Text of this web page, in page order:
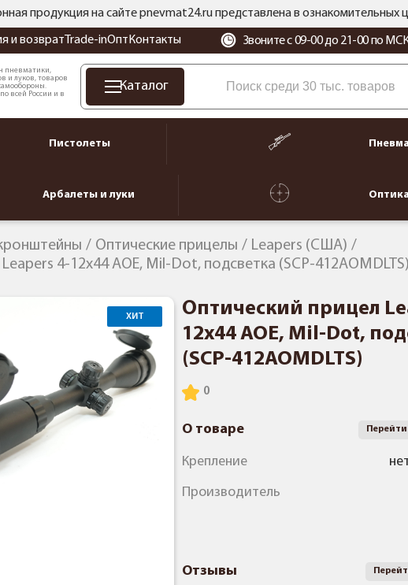
продукция на сайте pnevmat24.ru представлена в
и возврат Trade-inОпт Контакты Звоните с 09-00 до 21-00 по
пневматики,
и луков, товаров
всей России и в
Каталог
Пистолеты
Арбалеты и луки
Оптические прицелы
Leapers (США)
4-12x44 AOE, Mil-Dot, подсветка (SCP-412AOMDLTS)
ХИТ
Оптический прицел
12x44 AOE, Mil-Dot,
(SCP-412AOMDLTS)
О товаре
Крепление
Производитель
Отзывы